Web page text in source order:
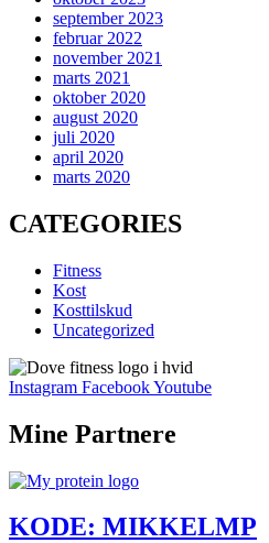
september 2023
februar 2022
november 2021
marts 2021
oktober 2020
august 2020
juli 2020
april 2020
marts 2020
CATEGORIES
Fitness
Kost
Kosttilskud
Uncategorized
Instagram FacebookYoutube
Mine Partnere
KODE: MIKKELMP